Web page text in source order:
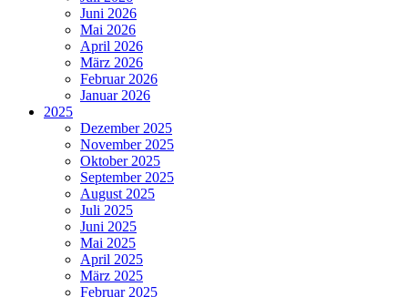
Juni 2026
Mai 2026
April 2026
März 2026
Februar 2026
Januar 2026
2025
Dezember 2025
November 2025
Oktober 2025
September 2025
August 2025
Juli 2025
Juni 2025
Mai 2025
April 2025
März 2025
Februar 2025